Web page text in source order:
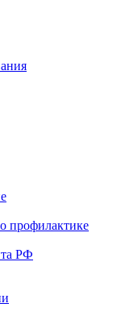
профилактике
РФ